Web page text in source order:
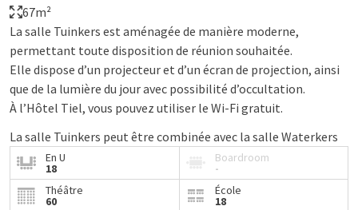
67m²
La salle Tuinkers est aménagée de manière moderne,
permettant toute disposition de réunion souhaitée.
Elle dispose d’un projecteur et d’un écran de projection, ainsi
que de la lumière du jour avec possibilité d’occultation.
À l’Hôtel Tiel, vous pouvez utiliser le Wi-Fi gratuit.
La salle Tuinkers peut être combinée avec la salle Waterkers
grâce aux cloisons amovibles.
En U
18
Boardroom
-
Théâtre
60
École
18